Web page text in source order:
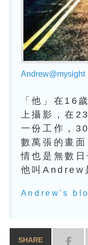
Andrew@mysight
「他」在16
上攝影，在
一份工作，
數萬張的畫
情也是無數日
他叫Andrew
Andrew's
SHARE